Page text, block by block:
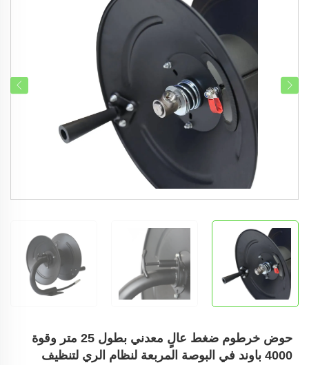
حوض خرطوم ضغط عالٍ معدني بطول 25 متر وقوة
4000 باوند في البوصة المربعة لنظام الري لتنظيف